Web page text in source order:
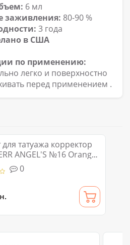
6 мл
заживления: 80-90 %
3 года
в США
по применению:
легко и поверхностно
перед применением .
татуажа корректор
ANGEL'S №16 Orange
мл 0